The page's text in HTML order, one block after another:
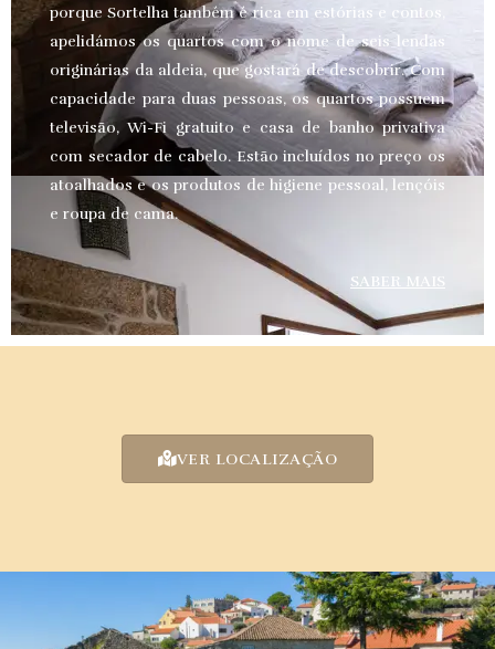
porque Sortelha também é rica em estórias e contos,
apelidámos os quartos com o nome de seis lendas
originárias da aldeia, que gostará de descobrir. Com
capacidade para duas pessoas, os quartos possuem
televisão, Wi-Fi gratuito e casa de banho privativa
com secador de cabelo. Estão incluídos no preço os
atoalhados e os produtos de higiene pessoal, lençóis
e roupa de cama.
SABER MAIS
VER LOCALIZAÇÃO